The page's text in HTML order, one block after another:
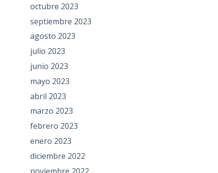
octubre 2023
septiembre 2023
agosto 2023
julio 2023
junio 2023
mayo 2023
abril 2023
marzo 2023
febrero 2023
enero 2023
diciembre 2022